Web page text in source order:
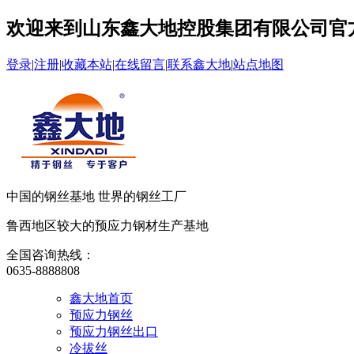
欢迎来到山东鑫大地控股集团有限公司官
登录|注册|收藏本站|在线留言|联系鑫大地|站点地图
中国的钢丝基地 世界的钢丝工厂
鲁西地区较大的预应力钢材生产基地
全国咨询热线：
0635-8888808
鑫大地首页
预应力钢丝
预应力钢丝出口
冷拔丝